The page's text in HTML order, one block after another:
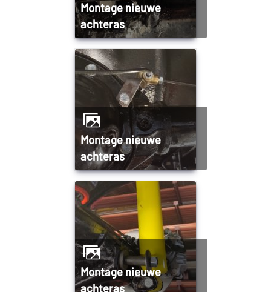
Montage nieuwe
achteras
Montage nieuwe
achteras
Montage nieuwe
achteras